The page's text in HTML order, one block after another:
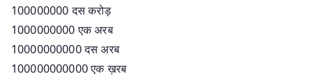
100000000 दस करोड़
1000000000 एक अरब
10000000000 दस अरब
100000000000 एक ख़रब